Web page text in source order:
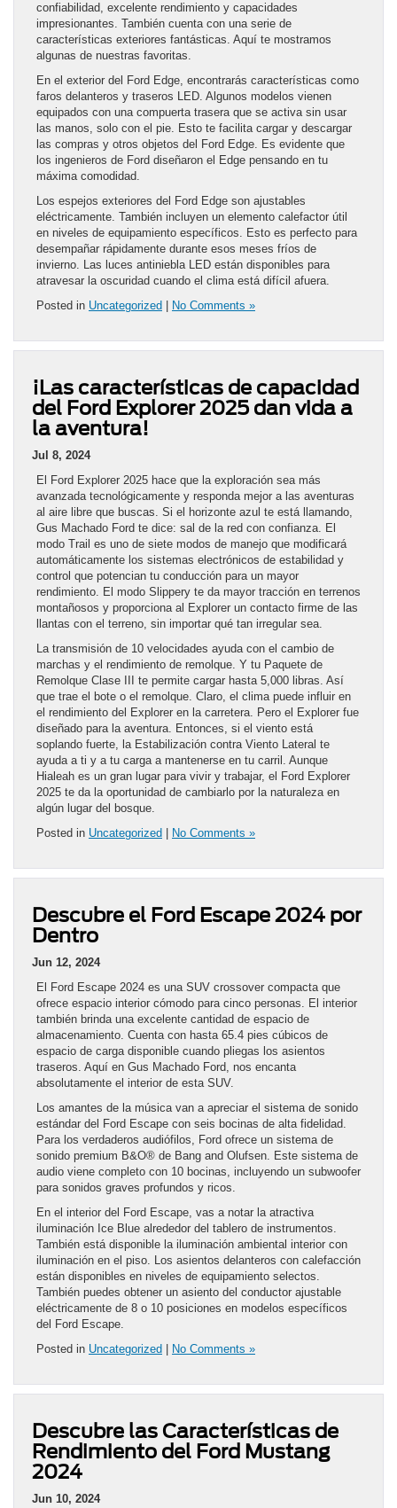
confiabilidad, excelente rendimiento y capacidades
impresionantes. También cuenta con una serie de
características exteriores fantásticas. Aquí te mostramos
algunas de nuestras favoritas.
En el exterior del Ford Edge, encontrarás características como
faros delanteros y traseros LED. Algunos modelos vienen
equipados con una compuerta trasera que se activa sin usar
las manos, solo con el pie. Esto te facilita cargar y descargar
las compras y otros objetos del Ford Edge. Es evidente que
los ingenieros de Ford diseñaron el Edge pensando en tu
máxima comodidad.
Los espejos exteriores del Ford Edge son ajustables
eléctricamente. También incluyen un elemento calefactor útil
en niveles de equipamiento específicos. Esto es perfecto para
desempañar rápidamente durante esos meses fríos de
invierno. Las luces antiniebla LED están disponibles para
atravesar la oscuridad cuando el clima está difícil afuera.
Posted in Uncategorized No Comments »
¡Las características de capacidad
del Ford Explorer 2025 dan vida a
la aventura!
Jul 8, 2024
El Ford Explorer 2025 hace que la exploración sea más
avanzada tecnológicamente y responda mejor a las aventuras
al aire libre que buscas. Si el horizonte azul te está llamando,
Gus Machado Ford te dice: sal de la red con confianza. El
modo Trail es uno de siete modos de manejo que modificará
automáticamente los sistemas electrónicos de estabilidad y
control que potencian tu conducción para un mayor
rendimiento. El modo Slippery te da mayor tracción en terrenos
montañosos y proporciona al Explorer un contacto firme de las
llantas con el terreno, sin importar qué tan irregular sea.
La transmisión de 10 velocidades ayuda con el cambio de
marchas y el rendimiento de remolque. Y tu Paquete de
Remolque Clase III te permite cargar hasta 5,000 libras. Así
que trae el bote o el remolque. Claro, el clima puede influir en
el rendimiento del Explorer en la carretera. Pero el Explorer fue
diseñado para la aventura. Entonces, si el viento está
soplando fuerte, la Estabilización contra Viento Lateral te
ayuda a ti y a tu carga a mantenerse en tu carril. Aunque
Hialeah es un gran lugar para vivir y trabajar, el Ford Explorer
2025 te da la oportunidad de cambiarlo por la naturaleza en
algún lugar del bosque.
Posted in Uncategorized No Comments »
Descubre el Ford Escape 2024 por
Dentro
Jun 12, 2024
El Ford Escape 2024 es una SUV crossover compacta que
ofrece espacio interior cómodo para cinco personas. El interior
también brinda una excelente cantidad de espacio de
almacenamiento. Cuenta con hasta 65.4 pies cúbicos de
espacio de carga disponible cuando pliegas los asientos
traseros. Aquí en Gus Machado Ford, nos encanta
absolutamente el interior de esta SUV.
Los amantes de la música van a apreciar el sistema de sonido
estándar del Ford Escape con seis bocinas de alta fidelidad.
Para los verdaderos audiófilos, Ford ofrece un sistema de
sonido premium B&O® de Bang and Olufsen. Este sistema de
audio viene completo con 10 bocinas, incluyendo un subwoofer
para sonidos graves profundos y ricos.
En el interior del Ford Escape, vas a notar la atractiva
iluminación Ice Blue alrededor del tablero de instrumentos.
También está disponible la iluminación ambiental interior con
iluminación en el piso. Los asientos delanteros con calefacción
están disponibles en niveles de equipamiento selectos.
También puedes obtener un asiento del conductor ajustable
eléctricamente de 8 o 10 posiciones en modelos específicos
del Ford Escape.
Posted in Uncategorized No Comments »
Descubre las Características de
Rendimiento del Ford Mustang
2024
Jun 10, 2024